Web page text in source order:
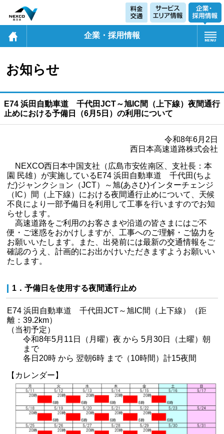
企業・採用情報
お知らせ
E74 浜田自動車道 千代田JCT～旭IC間（上下線）夜間通行
止めにおける予備日（6月5日）の利用について
令和8年6月2日
西日本高速道路株式会社
NEXCO西日本中国支社（広島市安佐南区、支社長：本
園 民雄）が実施しているE74 浜田自動車道 千代田(ちよ
だ)ジャンクション（JCT）～旭(あさひ)インターチェンジ
（IC）間（上下線）における夜間通行止めについて、天候
不良により一部予備日を利用して工事を行いますのでお知
らせします。
高速道路をご利用のお客さまや沿道の皆さまにはご不
便・ご迷惑をおかけしますが、工事へのご理解・ご協力を
お願いいたします。また、出発前には最新の交通情報をご
確認のうえ、計画的にお出かけいただきますようお願いい
たします。
1．予備日を使用する夜間通行止め
E74 浜田自動車道 千代田JCT～旭IC間（上下線）（距
離：39.2km）
（当初予定）
令和8年5月11日（月曜）夜 から 5月30日（土曜）朝
まで
各日20時 から 翌朝6時 まで（10時間）計15夜間
【カレンダー】